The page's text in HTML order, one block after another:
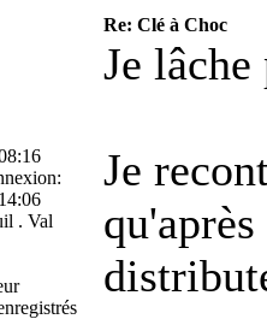
Re: Clé à Choc
. Val
Je
Je